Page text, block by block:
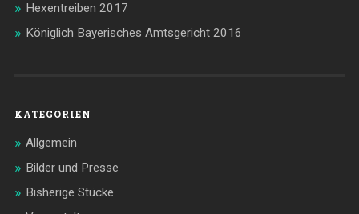
Hexentreiben 2017
Königlich Bayerisches Amtsgericht 2016
KATEGORIEN
Allgemein
Bilder und Presse
Bisherige Stücke